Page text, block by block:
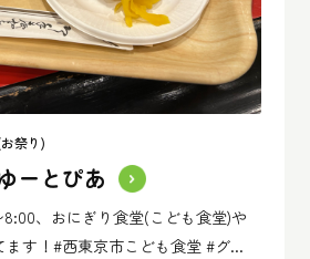
祭り)
ーとぴあ
、おにぎり食堂(こども食堂)や
ます！#西東京市こども食堂 #グ...